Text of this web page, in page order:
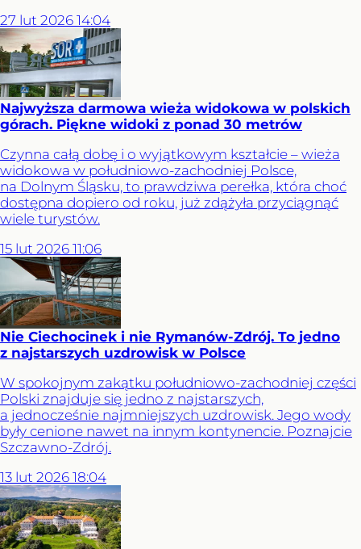
27 lut 2026 14:04
Najwyższa darmowa wieża widokowa w polskich
górach. Piękne widoki z ponad 30 metrów
Czynna całą dobę i o wyjątkowym kształcie – wieża
widokowa w południowo-zachodniej Polsce,
na Dolnym Śląsku, to prawdziwa perełka, która choć
dostępna dopiero od roku, już zdążyła przyciągnąć
wiele turystów.
15 lut 2026 11:06
Nie Ciechocinek i nie Rymanów-Zdrój. To jedno
z najstarszych uzdrowisk w Polsce
W spokojnym zakątku południowo-zachodniej części
Polski znajduje się jedno z najstarszych,
a jednocześnie najmniejszych uzdrowisk. Jego wody
były cenione nawet na innym kontynencie. Poznajcie
Szczawno-Zdrój.
13 lut 2026 18:04